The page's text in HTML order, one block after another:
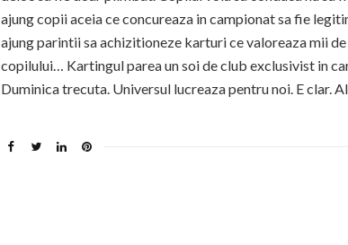
ajung copii aceia ce concureaza in campionat sa fie
ajung parintii sa achizitioneze karturi ce valoreaza mii
copilului… Kartingul parea un soi de club exclusivist in
Duminica trecuta. Universul lucreaza pentru noi. E clar.